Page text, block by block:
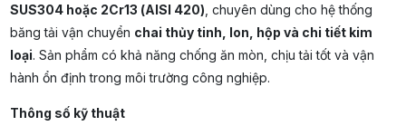
SUS304 hoặc 2Cr13 (AISI 420) , chuyên dùng cho hệ thống
băng tải vận chuyển chai thủy tinh, lon, hộp và chi tiết kim
loại. Sản phẩm có khả năng chống ăn mòn, chịu tải tốt và vận
hành ổn định trong môi trường công nghiệp.
Thông số kỹ thuật